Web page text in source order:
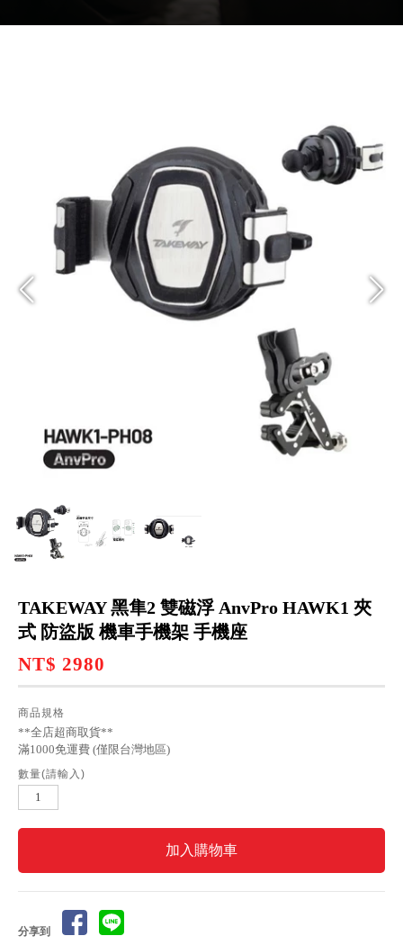
TAKEWAY 黑隼2 雙磁浮 AnvPro HAWK1 夾
式 防盜版 機車手機架 手機座
NT$ 2980
商品規格
**全店超商取貨**
滿1000免運費 (僅限台灣地區)
數量(請輸入)
分享到